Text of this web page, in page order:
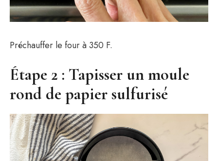
Préchauffer le four à 350 F.
Étape 2 : Tapisser un moule
rond de papier sulfurisé